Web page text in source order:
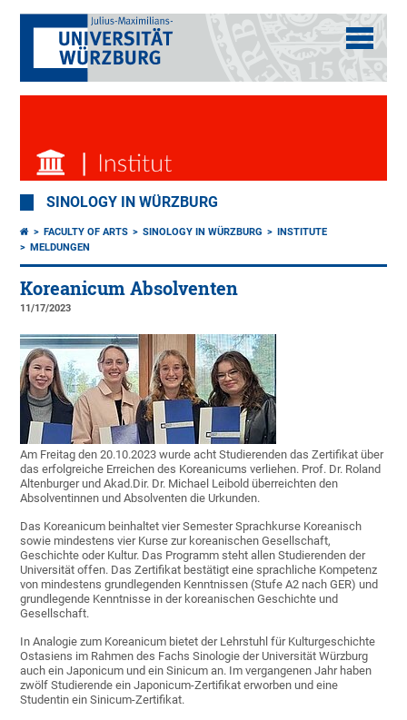
SINOLOGY IN WÜRZBURG
FACULTY OF ARTS SINOLOGY IN WÜRZBURG
INSTITUTE
MELDUNGEN
Koreanicum Absolventen
11/17/2023
Am Freitag den 20.10.2023 wurde acht Studierenden das Zertifikat über
das erfolgreiche Erreichen des Koreanicums verliehen. Prof. Dr. Roland
Altenburger und Akad.Dir. Dr. Michael Leibold überreichten den
Absolventinnen und Absolventen die Urkunden.
Das Koreanicum beinhaltet vier Semester Sprachkurse Koreanisch
sowie mindestens vier Kurse zur koreanischen Gesellschaft,
Geschichte oder Kultur. Das Programm steht allen Studierenden der
Universität offen. Das Zertifikat bestätigt eine sprachliche Kompetenz
von mindestens grundlegenden Kenntnissen (Stufe A2 nach GER) und
grundlegende Kenntnisse in der koreanischen Geschichte und
Gesellschaft.
In Analogie zum Koreanicum bietet der Lehrstuhl für Kulturgeschichte
Ostasiens im Rahmen des Fachs Sinologie der Universität Würzburg
auch ein Japonicum und ein Sinicum an. Im vergangenen Jahr haben
zwölf Studierende ein Japonicum-Zertifikat erworben und eine
Studentin ein Sinicum-Zertifikat.